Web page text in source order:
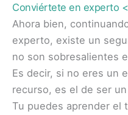
Conviértete en experto
Ahora bien,
experto, existe un
no son sobresalientes
Es decir, si no eres un
recurso, es el de ser
Tu puedes aprender el